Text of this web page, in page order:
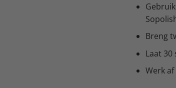
Breng
Laat
Werk